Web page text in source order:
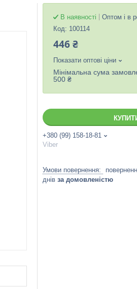
В наявності
Оптом і в
Код: 100114
446 ₴
Показати оптові ціни
Мінімальна сума
500 ₴
+380 (99) 158-18-81
Viber
днів за домовленістю